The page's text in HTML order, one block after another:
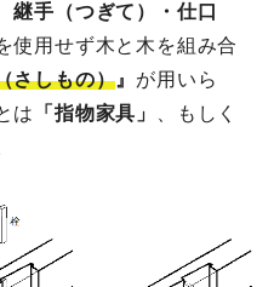
継手（つぎて）・仕口
使用せず木と木を組み合
さしもの）』 が用いら
は
「指物家具」
、もしく